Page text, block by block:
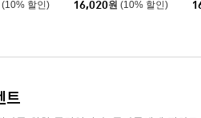
(10% 할인) 16,020원 (10% 할인)
트